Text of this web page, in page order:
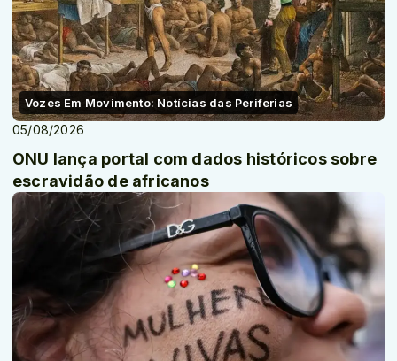
Vozes Em Movimento: Notícias das Periferias
05/08/2026
ONU lança portal com dados históricos sobre
escravidão de africanos